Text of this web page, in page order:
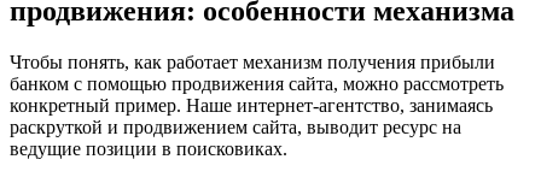
продвижения: особенности механизма
Чтобы понять, как работает механизм получения прибыли
банком с помощью продвижения сайта, можно рассмотреть
конкретный пример. Наше интернет-агентство, занимаясь
раскруткой и продвижением сайта, выводит ресурс на
ведущие позиции в поисковиках.